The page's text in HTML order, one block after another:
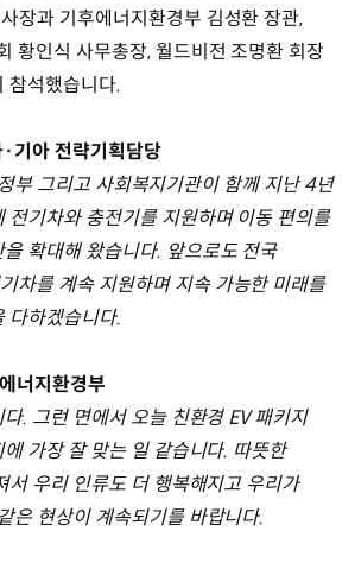
장과 기후에너지환경부 김성환 장관,
황인식 사무총장, 월드비전 조명환 회장
참석했습니다.
기아 전략기획담당
부 그리고 사회복지기관이 함께 지난 4년
기차와 충전기를 지원하며 이동 편의를
확대해 왔습니다. 앞으로도 전국
차를 계속 지원하며 지속 가능한 미래를
다하겠습니다.
너지환경부
. 그런 면에서 오늘 친환경 EV 패키지
가장 잘 맞는 일 같습니다. 따뜻한
서 우리 인류도 더 행복해지고 우리가
은 현상이 계속되기를 바랍니다.